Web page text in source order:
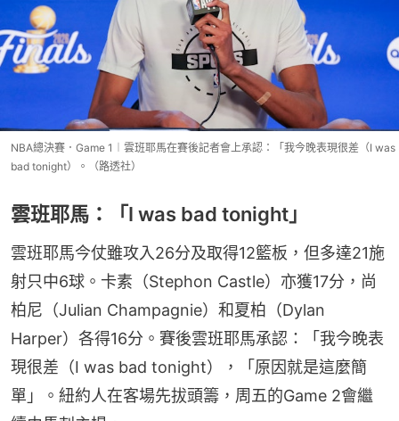
NBA總決賽．Game 1︱雲班耶馬在賽後記者會上承認：「我今晚表現很差（I was
bad tonight）。（路透社）
雲班耶馬：「I was bad tonight」
雲班耶馬今仗雖攻入26分及取得12籃板，但多達21施
射只中6球。卡素（Stephon Castle）亦獲17分，尚
柏尼（Julian Champagnie）和夏柏（Dylan
Harper）各得16分。賽後雲班耶馬承認：「我今晚表
現很差（I was bad tonight），「原因就是這麼簡
單」。紐約人在客場先拔頭籌，周五的Game 2會繼